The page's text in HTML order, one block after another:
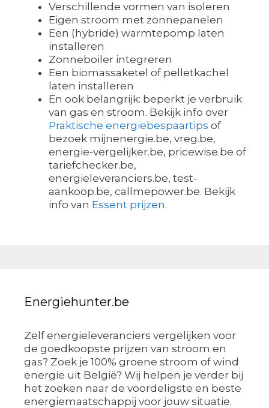
Verschillende vormen van isoleren
Eigen stroom met zonnepanelen
Een (hybride) warmtepomp laten
installeren
Zonneboiler integreren
Een biomassaketel of pelletkachel
laten installeren
En ook belangrijk: beperkt je verbruik
van gas en stroom. Bekijk info over
Praktische energiebespaartips of
bezoek mijnenergie.be, vreg.be,
energie-vergelijker.be, pricewise.be of
tariefchecker.be,
energieleveranciers.be, test-
aankoop.be, callmepower.be. Bekijk
info van Essent prijzen.
Energiehunter.be
Zelf energieleveranciers vergelijken voor
de goedkoopste prijzen van stroom en
gas? Zoek je 100% groene stroom of wind
energie uit België? Wij helpen je verder bij
het zoeken naar de voordeligste en beste
energiemaatschappij voor jouw situatie.